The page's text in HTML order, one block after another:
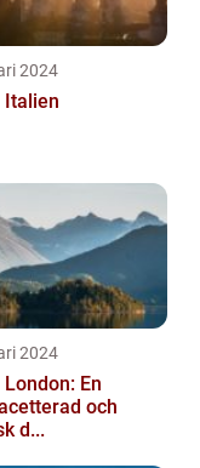
2024
Italien
2024
En
och
d...